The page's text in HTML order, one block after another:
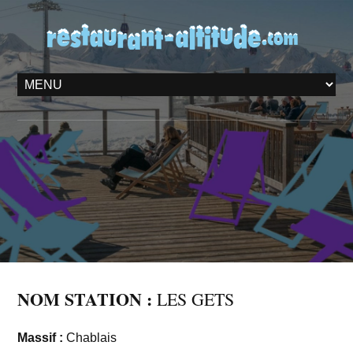
NOM STATION : LES GETS
Massif : Chablais